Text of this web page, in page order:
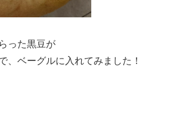
った黒豆が
、ベーグルに入れてみました！